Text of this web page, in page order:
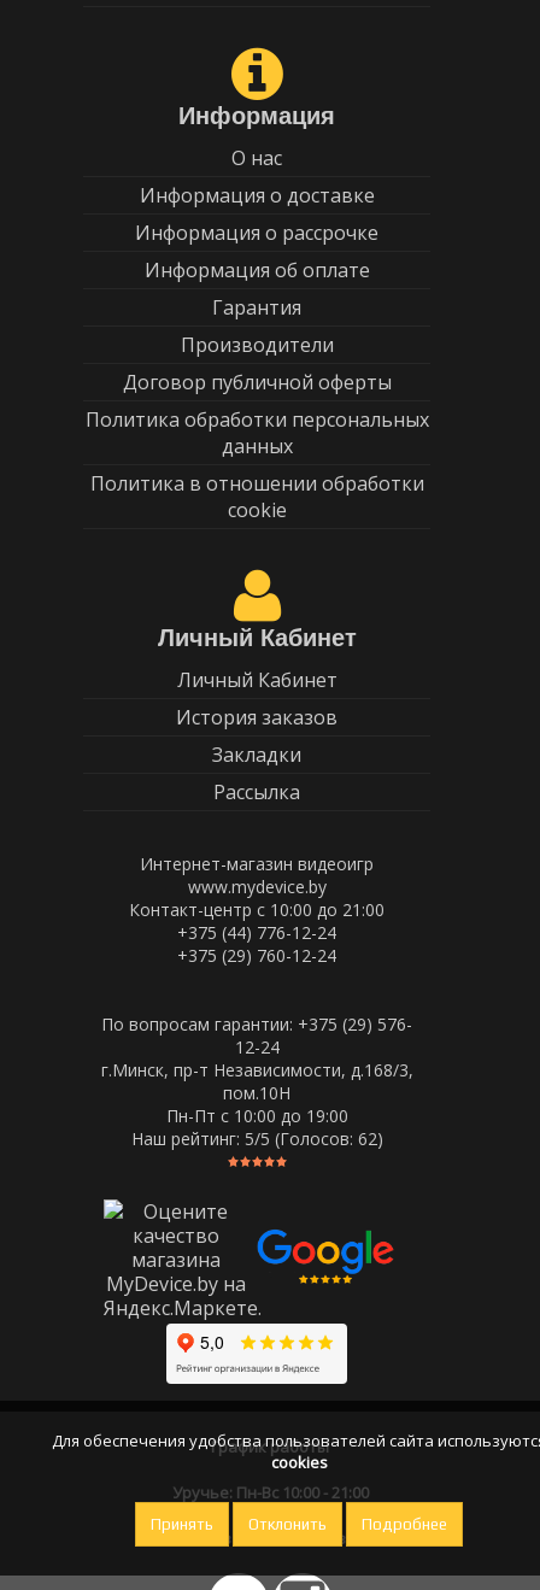
Информация
О нас
Информация о доставке
Информация о рассрочке
Информация об оплате
Гарантия
Производители
Договор публичной оферты
Политика обработки персональных
данных
Политика в отношении обработки
cookie
Личный Кабинет
Личный Кабинет
История заказов
Закладки
Рассылка
Интернет-магазин видеоигр
www.mydevice.by
Контакт-центр с 10:00 до 21:00
+375 (44) 776-12-24
+375 (29) 760-12-24
По вопросам гарантии: +375 (29) 576-
12-24
г.Минск, пр-т Независимости, д.168/3,
пом.10Н
Пн-Пт c 10:00 до 19:00
Наш рейтинг: 5/5 (Голосов: 62)
График работы
Уручье: Пн-Вс 10:00 - 21:00
Оставайтесь на связи
Для обеспечения удобства пользователей сайта
cookies
Принять Отклонить Подробнее